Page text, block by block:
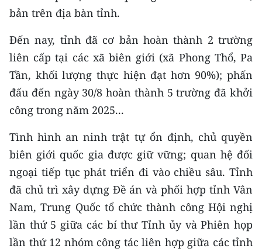
CÁC CHUYÊN TRANG
VỀ BÁO NHÂN DÂN
THỜI NAY
NHÂN DÂN CUỐI TUẦN
NHÂN DÂN HẰNG THÁNG
MUA BÁO
ĐỌC BÁO IN
bản trên địa bàn tỉnh.
Đến nay, tỉnh đã cơ bản hoàn thành 2 trường
liên cấp tại các xã biên giới (xã Phong Thổ, Pa
Tần, khối lượng thực hiện đạt hơn 90%); phấn
đấu đến ngày 30/8 hoàn thành 5 trường đã khởi
công trong năm 2025...
Tình hình an ninh trật tự ổn định, chủ quyền
biên giới quốc gia được giữ vững; quan hệ đối
ngoại tiếp tục phát triển đi vào chiều sâu. Tỉnh
đã chủ trì xây dựng Đề án và phối hợp tỉnh Vân
Nam, Trung Quốc tổ chức thành công Hội nghị
lần thứ 5 giữa các bí thư Tỉnh ủy và Phiên họp
lần thứ 12 nhóm công tác liên hợp giữa các tỉnh